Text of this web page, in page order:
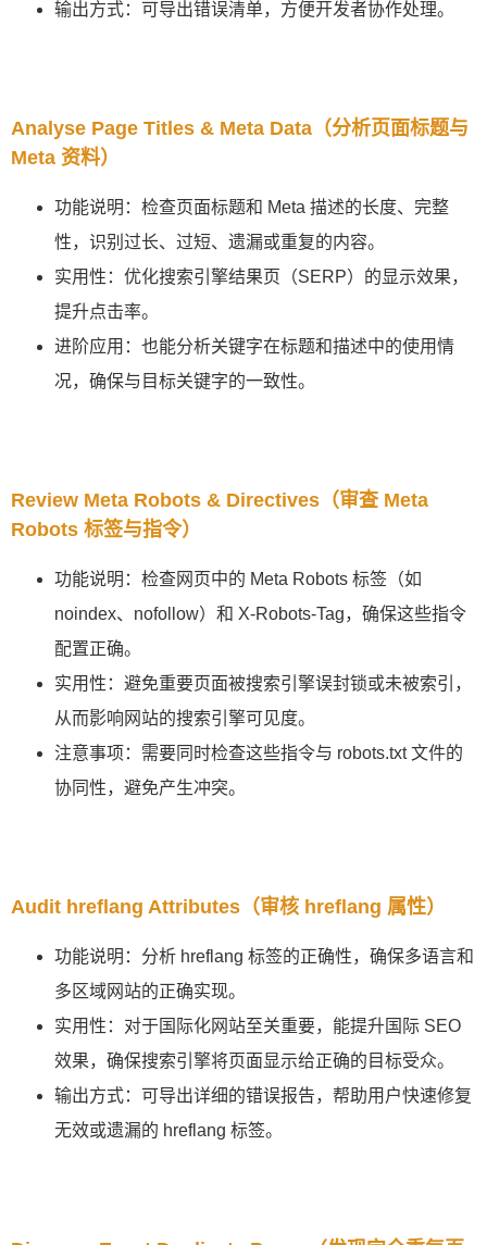
输出方式：可导出错误清单，方便开发者协作处理。
Analyse Page Titles & Meta Data（分析页面标题与
Meta 资料）
功能说明：检查页面标题和 Meta 描述的长度、完整
性，识别过长、过短、遗漏或重复的内容。
实用性：优化搜索引擎结果页（SERP）的显示效果，
提升点击率。
进阶应用：也能分析关键字在标题和描述中的使用情
况，确保与目标关键字的一致性。
Review Meta Robots & Directives（审查 Meta
Robots 标签与指令）
功能说明：检查网页中的 Meta Robots 标签（如
noindex、nofollow）和 X-Robots-Tag，确保这些指令
配置正确。
实用性：避免重要页面被搜索引擎误封锁或未被索引，
从而影响网站的搜索引擎可见度。
注意事项：需要同时检查这些指令与 robots.txt 文件的
协同性，避免产生冲突。
Audit hreflang Attributes（审核 hreflang 属性）
功能说明：分析 hreflang 标签的正确性，确保多语言和
多区域网站的正确实现。
实用性：对于国际化网站至关重要，能提升国际 SEO
效果，确保搜索引擎将页面显示给正确的目标受众。
输出方式：可导出详细的错误报告，帮助用户快速修复
无效或遗漏的 hreflang 标签。